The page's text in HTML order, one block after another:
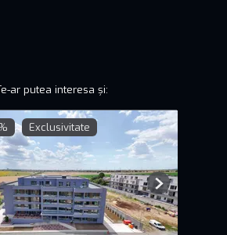
ar putea interesa și:
Exclusivitate
Next